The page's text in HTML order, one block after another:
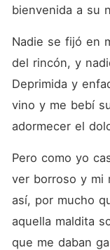
bienvenida a su
Nadie se fijó en
del rincón, y
Deprimida y
vino y me bebí
adormecer el
Pero como yo
ver borroso y mi
así, por mucho
aquella maldita
que me daban